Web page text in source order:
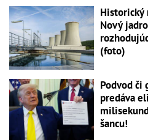
Historický
Nový
(foto)
Podvod či
predáva
šancu!